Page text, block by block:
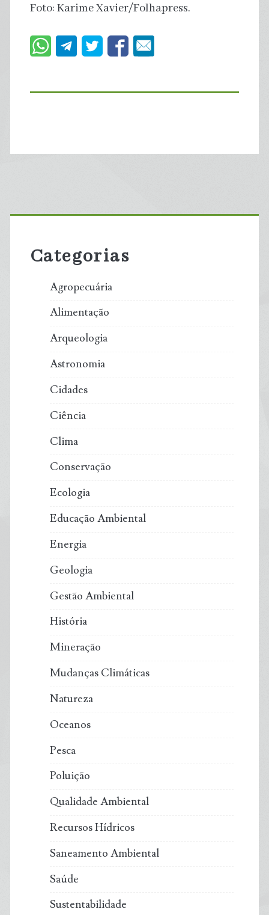
Foto: Karime Xavier/Folhapress.
Primary
Sidebar
Categorias
Agropecuária
Alimentação
Arqueologia
Astronomia
Cidades
Ciência
Clima
Conservação
Ecologia
Educação Ambiental
Energia
Geologia
Gestão Ambiental
História
Mineração
Mudanças Climáticas
Natureza
Oceanos
Pesca
Poluição
Qualidade Ambiental
Recursos Hídricos
Saneamento Ambiental
Saúde
Sustentabilidade